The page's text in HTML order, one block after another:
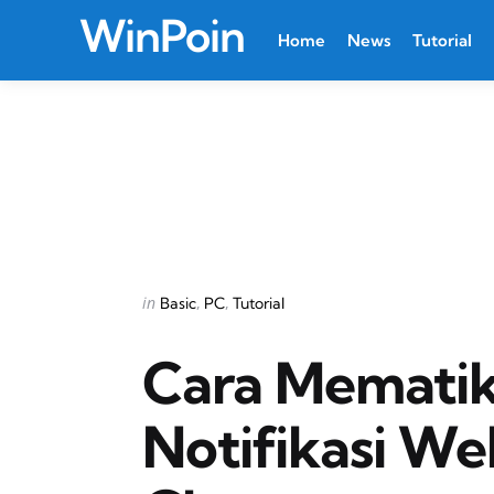
WinPoin Home News Tutorial
Categories
Posted
in Basic PC Tutorial
Cara
Notifikasi